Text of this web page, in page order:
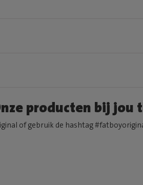
producten bij jou
of gebruik de hashtag